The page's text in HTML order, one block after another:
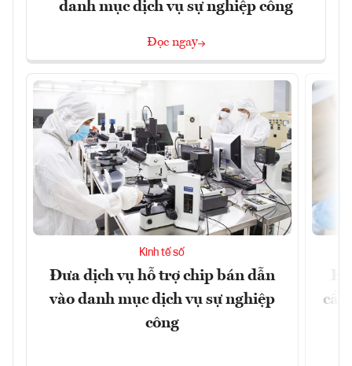
danh mục dịch vụ sự nghiệp công
Đọc ngay
Kinh tế số
Đưa dịch vụ hỗ trợ chip bán dẫn
vào danh mục dịch vụ sự nghiệp
công